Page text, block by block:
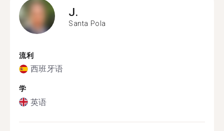
J.
Santa Pola
流利
西班牙语
学
英语